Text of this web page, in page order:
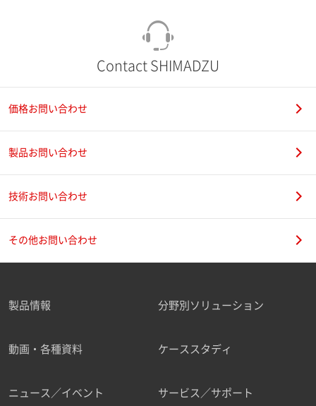
ご勤務先
職種
Contact SHIMADZU
価格お問い合わせ
製品お問い合わせ
技術お問い合わせ
その他お問い合わせ
製品情報 分野別ソリューション
動画・各種資料 ケーススタディ
ニュース／イベント サービス／サポート